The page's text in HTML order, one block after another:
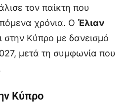
τον παίκτη που
χρόνια. Ο Έλιαν
στην Κύπρο με δανεισμό
μετά τη συμφωνία που
Κύπρο